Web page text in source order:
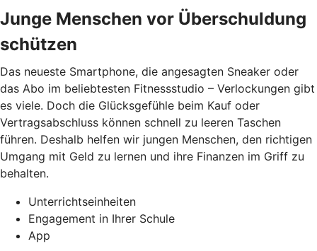
Junge Menschen vor Überschuldung
schützen
Das neueste Smartphone, die angesagten Sneaker oder
das Abo im beliebtesten Fitnessstudio – Verlockungen gibt
es viele. Doch die Glücksgefühle beim Kauf oder
Vertragsabschluss können schnell zu leeren Taschen
führen. Deshalb helfen wir jungen Menschen, den richtigen
Umgang mit Geld zu lernen und ihre Finanzen im Griff zu
behalten.
Unterrichtseinheiten
Engagement in Ihrer Schule
App